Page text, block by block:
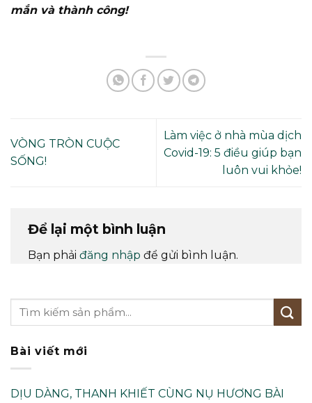
mắn và thành công!
VÒNG TRÒN CUỘC
SỐNG!
Làm việc ở nhà mùa dịch
Covid-19: 5 điều giúp bạn
luôn vui khỏe!
Để lại một bình luận
Bạn phải đăng nhập để gửi bình luận.
Bài viết mới
DỊU DÀNG, THANH KHIẾT CÙNG NỤ HƯƠNG BÀI